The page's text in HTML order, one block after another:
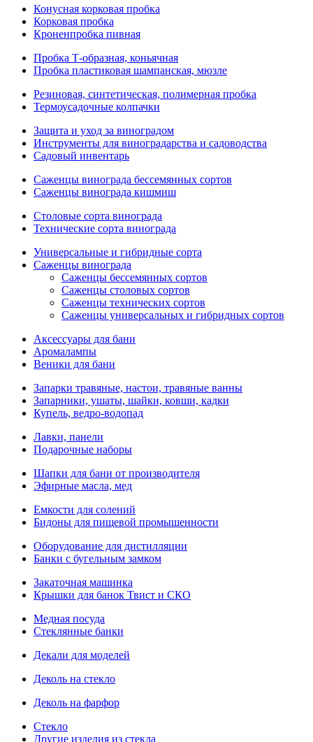
Конусная корковая пробка
Корковая пробка
Кроненпробка пивная
Пробка Т-образная, коньячная
Пробка пластиковая шампанская, мюзле
Резиновая, синтетическая, полимерная пробка
Термоусадочные колпачки
Защита и уход за виноградом
Инструменты для виноградарства и садоводства
Садовый инвентарь
Саженцы винограда бессемянных сортов
Саженцы винограда кишмиш
Столовые сорта винограда
Технические сорта винограда
Универсальные и гибридные сорта
Саженцы винограда
Саженцы бессемянных сортов
Саженцы столовых сортов
Саженцы технических сортов
Саженцы универсальных и гибридных сортов
Аксессуары для бани
Аромалампы
Веники для бани
Запарки травяные, настои, травяные ванны
Запарники, ушаты, шайки, ковши, кадки
Купель, ведро-водопад
Лавки, панели
Подарочные наборы
Шапки для бани от производителя
Эфирные масла, мед
Емкости для солений
Бидоны для пищевой промышенности
Оборудование для дистилляции
Банки с бугельным замком
Закаточная машинка
Крышки для банок Твист и СКО
Медная посуда
Стеклянные банки
Декали для моделей
Деколь на стекло
Деколь на фарфор
Стекло
Другие изделия из стекла